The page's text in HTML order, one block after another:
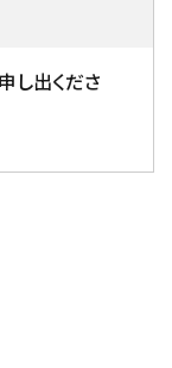
し出くださ